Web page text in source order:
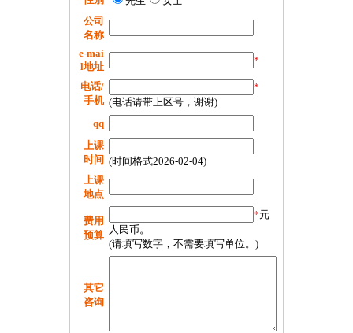
公司
名称
e-mai
l地址
*
电话/
手机
*
(电话请带上区号，谢谢)
qq
上课
时间 (时间格式2026-02-04)
上课
地点
费用
预算
*元
人民币。
(请填写数字，不需要填写单位。)
其它
咨询